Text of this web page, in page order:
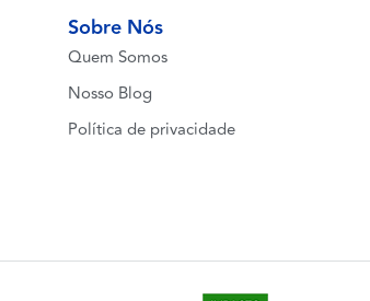
Sobre Nós
Quem Somos
Nosso Blog
Política de privacidade